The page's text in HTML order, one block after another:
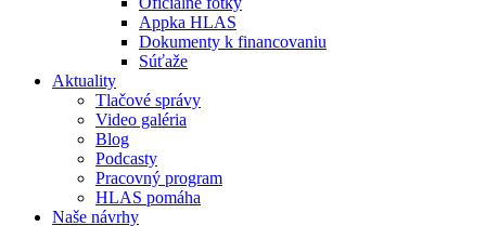
Appka HLAS
Dokumenty k financovaniu
Súťaže
Aktuality
Tlačové správy
Video galéria
Blog
Podcasty
Pracovný program
HLAS pomáha
Naše návrhy